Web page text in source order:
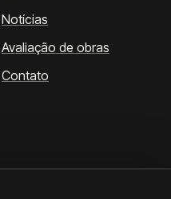
Notícias
Avaliação de obras
Contato